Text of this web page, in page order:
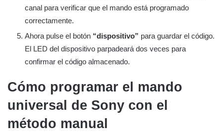
canal para verificar que el mando está programado
correctamente.
Ahora pulse el botón “dispositivo” para guardar el código.
El LED del dispositivo parpadeará dos veces para
confirmar el código almacenado.
Cómo programar el mando
universal de Sony con el
método manual